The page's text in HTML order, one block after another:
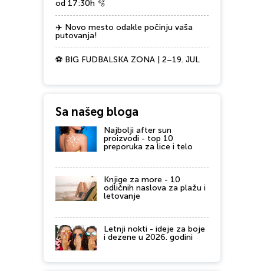
od 17:30h 🫧
✈️ Novo mesto odakle počinju vaša
putovanja!
⚽ BIG FUDBALSKA ZONA | 2–19. JUL
Sa našeg bloga
Najbolji after sun
proizvodi - top 10
preporuka za lice i telo
Knjige za more - 10
odličnih naslova za plažu i
letovanje
Letnji nokti - ideje za boje
i dezene u 2026. godini